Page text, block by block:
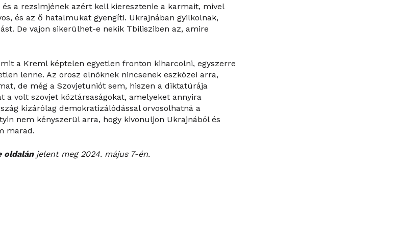
és a rezsimjének azért kell kieresztenie a karmait, mivel
és az ő hatalmukat gyengíti. Ukrajnában gyilkolnak,
De vajon sikerülhet-e nekik Tbilisziben az, amire
a Kreml képtelen egyetlen fronton kiharcolni, egyszerre
lenne. Az orosz elnöknek nincsenek eszközei arra,
de még a Szovjetuniót sem, hiszen a diktatúrája
a volt szovjet köztársaságokat, amelyeket annyira
kizárólag demokratizálódással orvosolhatná a
nem kényszerül arra, hogy kivonuljon Ukrajnából és
marad.
oldalánjelent meg 2024. május 7-én.